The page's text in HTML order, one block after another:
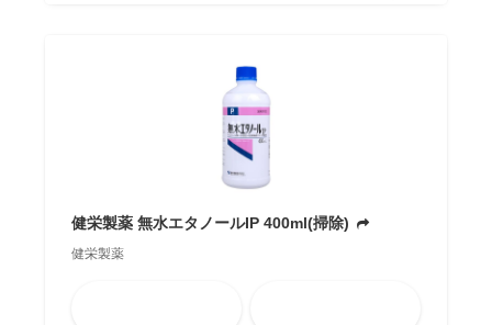
健栄製薬 無水エタノールIP 400ml(掃除)
健栄製薬